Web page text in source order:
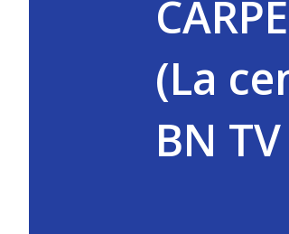
(La
BN TV